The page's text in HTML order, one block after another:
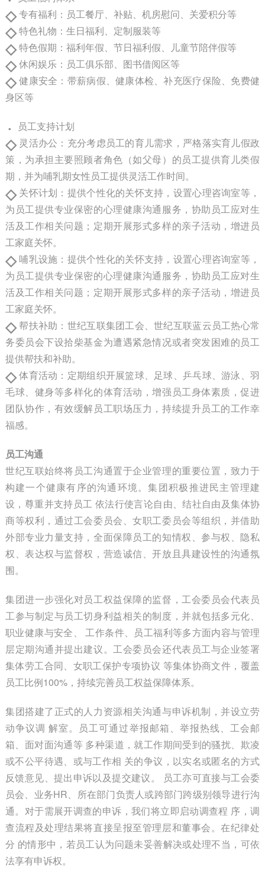
◇ 专有福利：员工餐厅、补贴、机房慰问、关爱积分等
◇ 特色礼物：生日福利、定制服装等
◇ 特色假期：福利年假、节日福利假、儿童节陪伴假等
◇ 休闲娱乐：员工俱乐部、图书借阅区等
◇ 健康安全：带薪病假、健康体检、补充医疗保险、免费健
身区等
· 员工支持计划
◇ 灵活办公：充分考虑员工的育儿需求，严格落实育儿假政
策，为承担主要照顾者角色（如父母）的员工提供育儿类假
期，并为哺乳期女性员工提供灵活工作时间。
◇ 关怀计划：提供个性化的关怀支持，设置心理咨询室等，
为员工提供专业保密的心理健康沟通服务，协助员工应对生
活及工作相关问题；定期开展形式多样的亲子活动，增进员
工家庭关怀。
◇ 哺乳设施：提供个性化的关怀支持，设置心理咨询室等，
为员工提供专业保密的心理健康沟通服务，协助员工应对生
活及工作相关问题；定期开展形式多样的亲子活动，增进员
工家庭关怀。
◇ 帮扶补助：世纪互联集团工会、世纪互联蓝云员工热心常
务委员会下设拾柴基金为遭遇紧急情况或者突发困难的员工
提供帮扶和补助。
◇ 体育活动：定期组织开展篮球、足球、乒乓球、游泳、羽
毛球、健身等多样化的体育活动，增强员工身体素质，促进
团队协作，有效缓解员工职场压力，持续提升员工的工作幸
福感。
员工沟通
世纪互联始终将员工沟通置于企业管理的重要位置，致力于
构建一个健康有序的沟通环境。集团积极推进民主管理建
设，尊重并支持员工 依法行使言论自由、结社自由及集体协
商等权利，通过工会委员会、女职工委员会等组织，并借助
外部专业力量支持，全面保障员工的知情权、参与权、隐私
权、表达权与监督权，营造诚信、开放且具建设性的沟通氛
围。
集团进一步强化对员工权益保障的监督，工会委员会代表员
工参与制定与员工切身利益相关的制度，并就包括多元化、
职业健康与安全、 工作条件、员工福利等多方面内容与管理
层定期沟通并提出建议。工会委员会还代表员工与企业签署
集体劳工合同、女职工保护专项协议 等集体协商文件，覆盖
员工比例100%，持续完善员工权益保障体系。
集团搭建了正式的人力资源相关沟通与申诉机制，并设立劳
动争议调 解室。员工可通过举报邮箱、举报热线、工会邮
箱、面对面沟通等 多种渠道，就工作期间受到的骚扰、欺凌
或不公平待遇、或与工作相 关的争议，以实名或匿名的方式
反馈意见、提出申诉以及提交建议。 员工亦可直接与工会委
员会、业务HR、所在部门负责人或跨部门跨级别领导进行沟
通。对于需展开调查的申诉，我们将立即启动调查程 序，调
查流程及处理结果将直接呈报至管理层和董事会。在纪律处
分 的情形中，若员工认为问题未妥善解决或处理不当，可依
法享有申诉权。